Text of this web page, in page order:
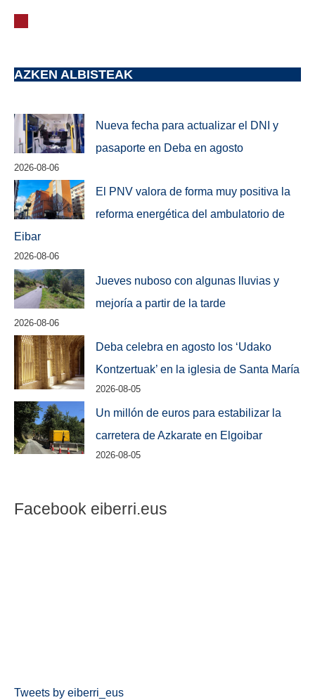
AZKEN ALBISTEAK
Nueva fecha para actualizar el DNI y
pasaporte en Deba en agosto
2026-08-06
El PNV valora de forma muy positiva la
reforma energética del ambulatorio de
Eibar
2026-08-06
Jueves nuboso con algunas lluvias y
mejoría a partir de la tarde
2026-08-06
Deba celebra en agosto los ‘Udako
Kontzertuak’ en la iglesia de Santa María
2026-08-05
Un millón de euros para estabilizar la
carretera de Azkarate en Elgoibar
2026-08-05
Facebook eiberri.eus
Tweets by eiberri_eus